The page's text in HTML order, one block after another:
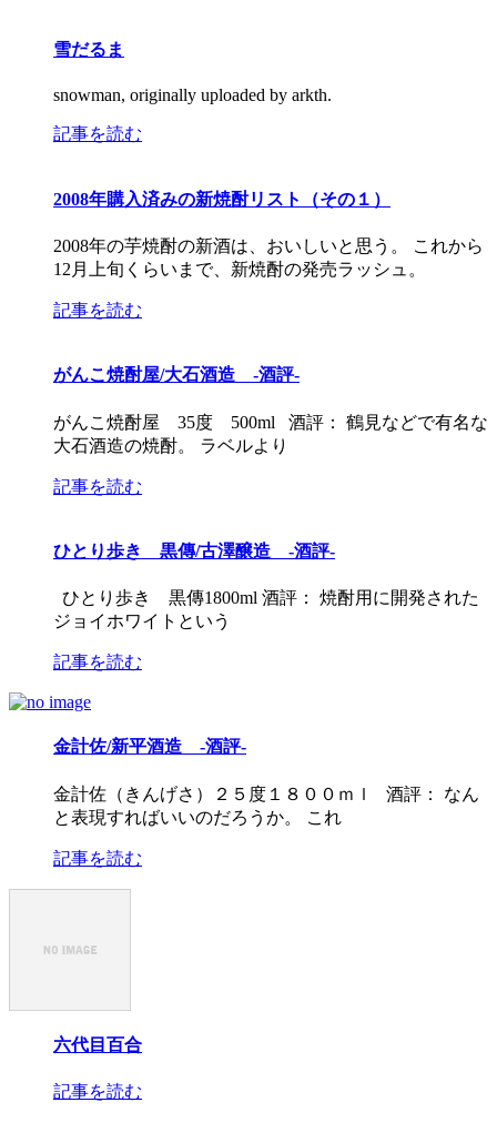
雪だるま
snowman, originally uploaded by arkth.
記事を読む
2008年購入済みの新焼酎リスト（その１）
2008年の芋焼酎の新酒は、おいしいと思う。 これから
12月上旬くらいまで、新焼酎の発売ラッシュ。
記事を読む
がんこ焼酎屋/大石酒造 -酒評-
がんこ焼酎屋 35度 500ml 酒評： 鶴見などで有名な
大石酒造の焼酎。 ラベルより
記事を読む
ひとり歩き 黒傳/古澤醸造 -酒評-
ひとり歩き 黒傳1800ml 酒評： 焼酎用に開発された
ジョイホワイトという
記事を読む
金計佐/新平酒造 -酒評-
金計佐（きんげさ）２５度１８００ｍｌ 酒評： なん
と表現すればいいのだろうか。 これ
記事を読む
六代目百合
記事を読む